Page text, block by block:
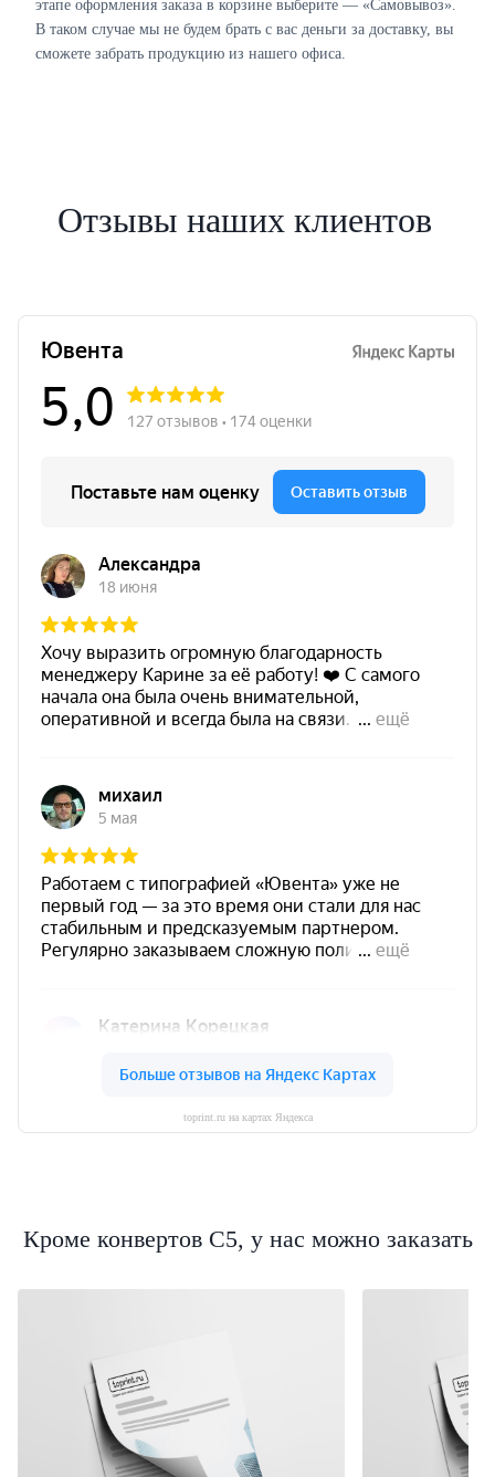
этапе оформления заказа в корзине выберите — «Самовывоз».
В таком случае мы не будем брать с вас деньги за доставку, вы
сможете забрать продукцию из нашего офиса.
Отзывы наших клиентов
toprint.ru на картах Яндекса
Кроме конвертов C5, у нас можно заказать